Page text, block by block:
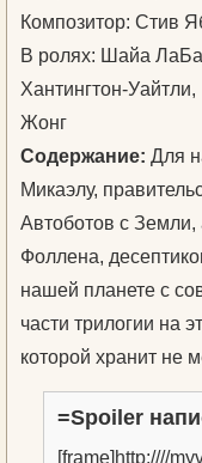
Композитор: Стив
В ролях: Шайа
Хантингтон-
Жонг
Содержание: Для
Микаэлу,
Автоботов с Земли,
Фоллена,
нашей планете с
части трилогии на
которой хранит не
=Spoiler
[frame]http:////